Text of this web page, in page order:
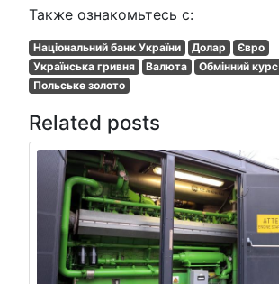
Также ознакомьтесь с:
Національний банк України Долар
Євро
Українська гривня
Валюта
Обмінний курс
Польське золото
Related posts